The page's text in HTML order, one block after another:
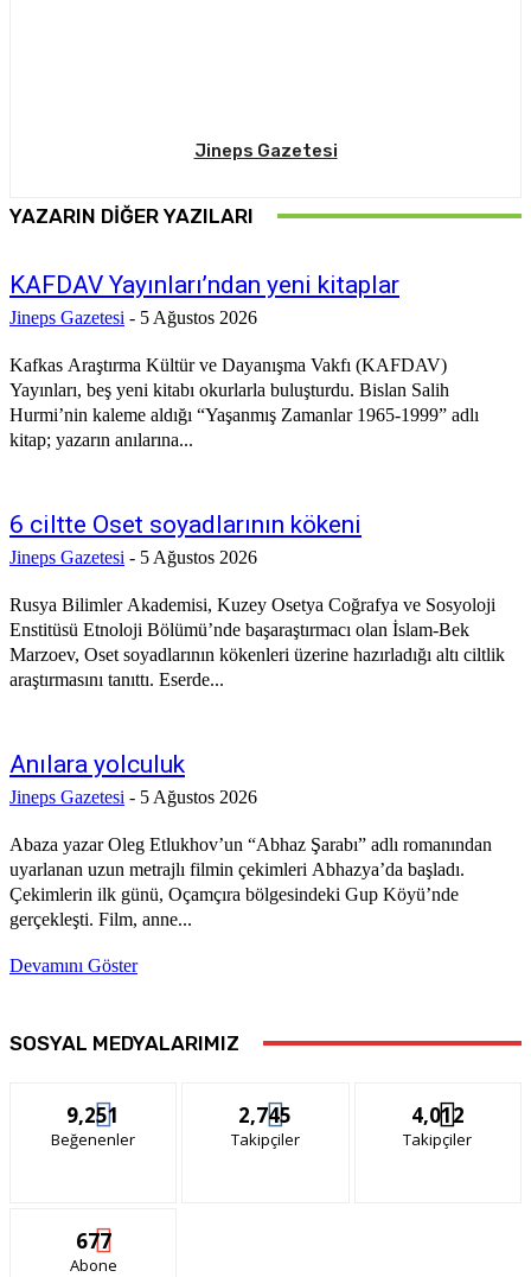
Jineps Gazetesi
YAZARIN DIĞER YAZILARI
KAFDAV Yayınları’ndan yeni kitaplar
Jineps Gazetesi - 5 Ağustos 2026
Kafkas Araştırma Kültür ve Dayanışma Vakfı (KAFDAV)
Yayınları, beş yeni kitabı okurlarla buluşturdu. Bislan Salih
Hurmi’nin kaleme aldığı “Yaşanmış Zamanlar 1965-1999” adlı
kitap; yazarın anılarına...
6 ciltte Oset soyadlarının kökeni
Jineps Gazetesi - 5 Ağustos 2026
Rusya Bilimler Akademisi, Kuzey Osetya Coğrafya ve Sosyoloji
Enstitüsü Etnoloji Bölümü’nde başaraştırmacı olan İslam-Bek
Marzoev, Oset soyadlarının kökenleri üzerine hazırladığı altı ciltlik
araştırmasını tanıttı. Eserde...
Anılara yolculuk
Jineps Gazetesi - 5 Ağustos 2026
Abaza yazar Oleg Etlukhov’un “Abhaz Şarabı” adlı romanından
uyarlanan uzun metrajlı filmin çekimleri Abhazya’da başladı.
Çekimlerin ilk günü, Oçamçıra bölgesindeki Gup Köyü’nde
gerçekleşti. Film, anne...
Devamını Göster
SOSYAL MEDYALARIMIZ
9,251
Beğenenler
2,745
Takipçiler
4,012
Takipçiler
677
Abone